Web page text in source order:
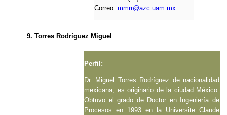
Correo: mmrr@azc.uam.mx
9. Torres Rodríguez Miguel
Perfil:
Dr. Miguel Torres Rodríguez de nacionalidad
mexicana, es originario de la ciudad México.
Obtuvo el grado de Doctor en Ingeniería de
Procesos en 1993 en la Universite Claude